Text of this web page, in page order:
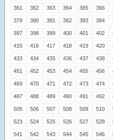
361 362 363 364 365 366
379 380 381 382 383 384
397 398 399 400 401 402
415 416 417 418 419 420
433 434 435 436 437 438
451 452 453 454 455 456
469 470 471 472 473 474
487 488 489 490 491 492
505 506 507 508 509 510
523 524 525 526 527 528
541 542 543 544 545 546